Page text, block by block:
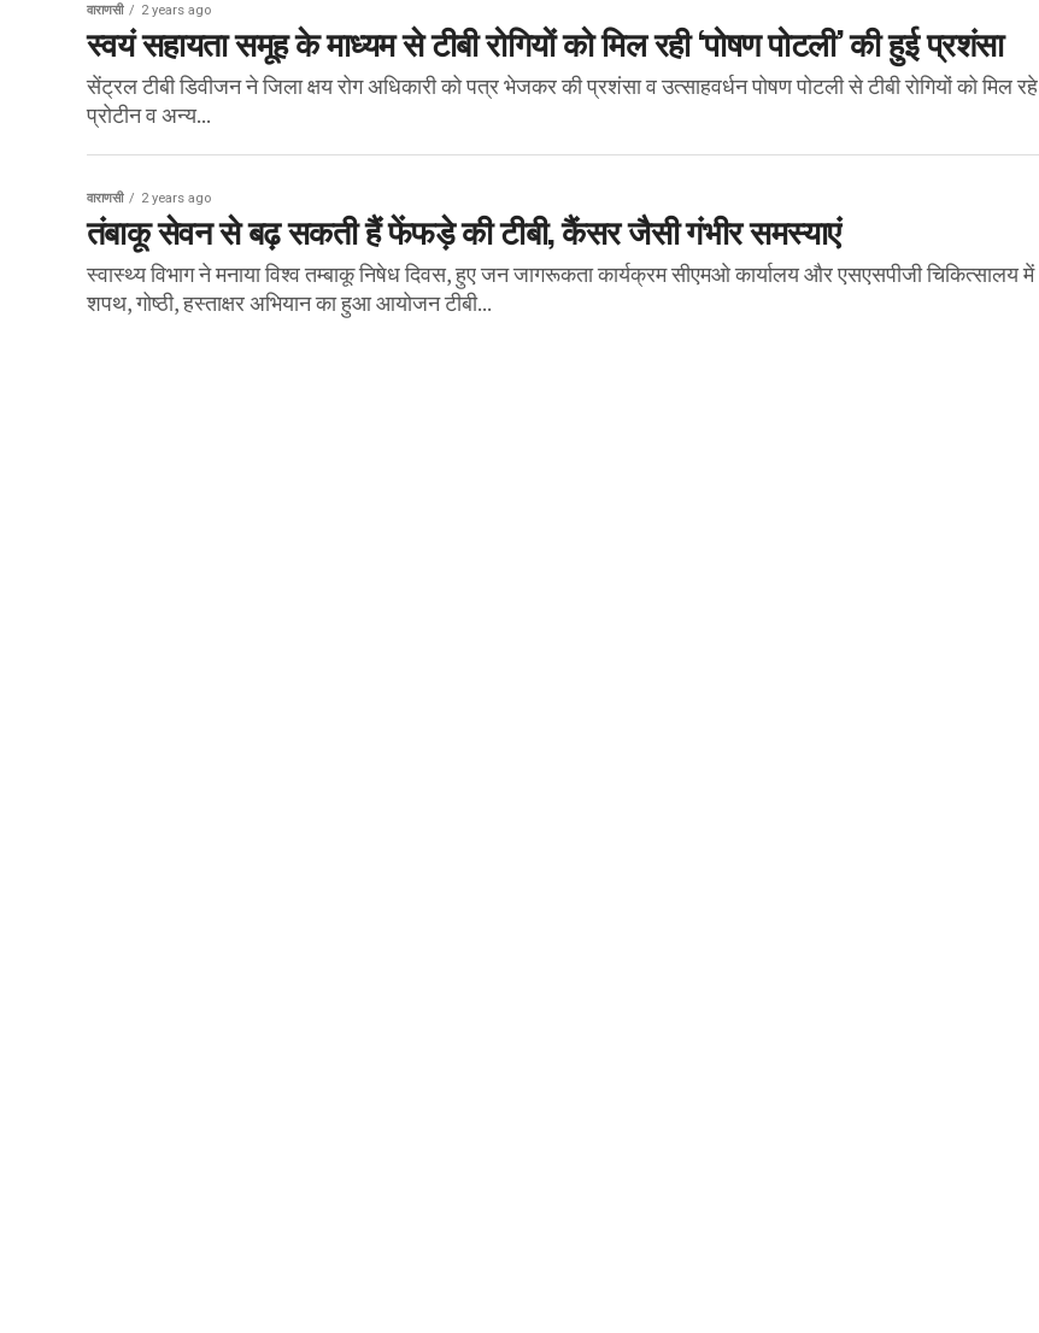
वाराणसी 2 years ago
स्वयं सहायता समूह के माध्यम से टीबी रोगियों को मिल रही ‘पोषण पोटली’ की हुई प्रशंसा
सेंट्रल टीबी डिवीजन ने जिला क्षय रोग अधिकारी को पत्र भेजकर की प्रशंसा व उत्साहवर्धन पोषण पोटली से टीबी रोगियों को मिल रहे
प्रोटीन व अन्य...
वाराणसी 2 years ago
तंबाकू सेवन से बढ़ सकती हैं फेंफड़े की टीबी, कैंसर जैसी गंभीर समस्याएं
स्वास्थ्य विभाग ने मनाया विश्व तम्बाकू निषेध दिवस, हुए जन जागरूकता कार्यक्रम सीएमओ कार्यालय और एसएसपीजी चिकित्सालय में
शपथ, गोष्ठी, हस्ताक्षर अभियान का हुआ आयोजन टीबी...